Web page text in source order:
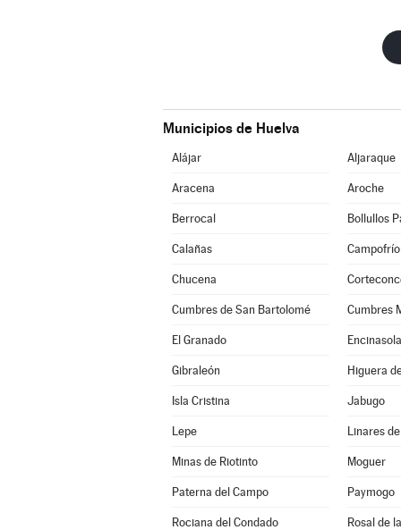
Municipios de Huelva
Alájar Aljaraque
Aracena Aroche
Berrocal Bollullos
Calañas Campofrío
Chucena
Cumbres de San Bartolomé Cumbres
El Granado Encinasola
Gibraleón Higuera
Isla Cristina Jabugo
Lepe Linares
Minas de Riotinto Moguer
Paterna del Campo Paymogo
Rociana del Condado Rosal de